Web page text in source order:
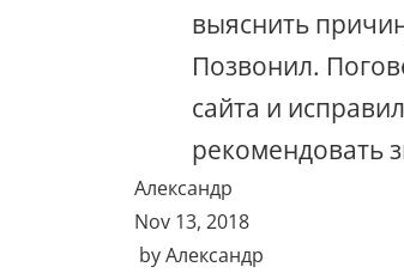
выяснить
Позвонил.
сайта и
рекомендовать
Александр
Nov 13, 2018
byАлександр